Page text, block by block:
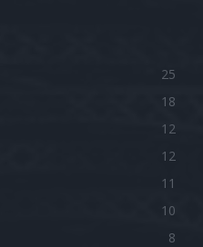
25
18
12
12
11
10
8